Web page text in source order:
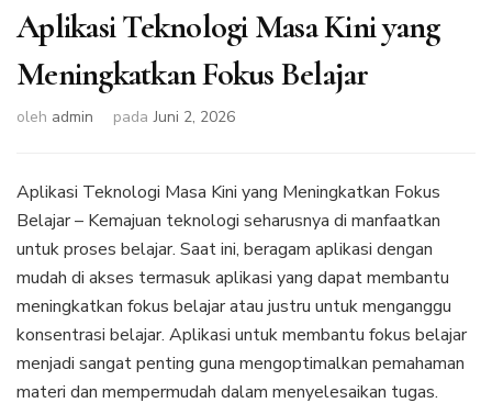
Aplikasi Teknologi Masa Kini yang
Meningkatkan Fokus Belajar
oleh admin pada Juni 2, 2026
Aplikasi Teknologi Masa Kini yang Meningkatkan Fokus
Belajar – Kemajuan teknologi seharusnya di manfaatkan
untuk proses belajar. Saat ini, beragam aplikasi dengan
mudah di akses termasuk aplikasi yang dapat membantu
meningkatkan fokus belajar atau justru untuk menganggu
konsentrasi belajar. Aplikasi untuk membantu fokus belajar
menjadi sangat penting guna mengoptimalkan pemahaman
materi dan mempermudah dalam menyelesaikan tugas.